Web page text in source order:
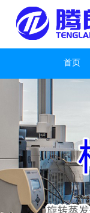
首页